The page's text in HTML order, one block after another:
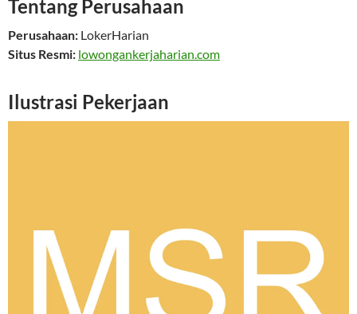
Tentang Perusahaan
Perusahaan: LokerHarian
Situs Resmi: lowongankerjaharian.com
Ilustrasi Pekerjaan